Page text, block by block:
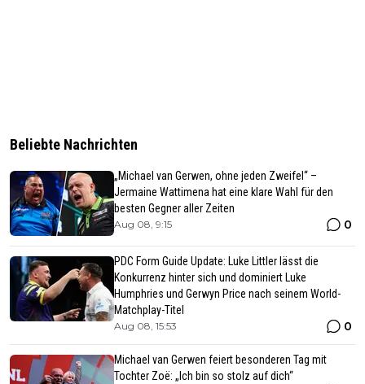
Beliebte Nachrichten
„Michael van Gerwen, ohne jeden Zweifel“ –
Jermaine Wattimena hat eine klare Wahl für den
besten Gegner aller Zeiten
Aug 08, 9:15 0
PDC Form Guide Update: Luke Littler lässt die
Konkurrenz hinter sich und dominiert Luke
Humphries und Gerwyn Price nach seinem World-
Matchplay-Titel
Aug 08, 15:53 0
Michael van Gerwen feiert besonderen Tag mit
Tochter Zoë: „Ich bin so stolz auf dich“